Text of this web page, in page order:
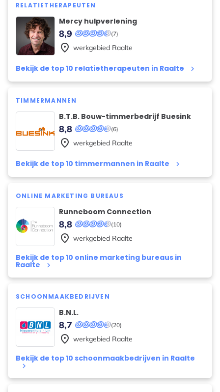
RELATIETHERAPEUTEN
Mercy hulpverlening
(7)
8,9
Bekijk de top 10 relatietherapeuten in Raalte keyboard_arrow_right
place werkgebied Raalte
TIMMERMANNEN
B.T.B. Bouw-timmerbedrijf Buesink
(6)
8,8
Bekijk de top 10 timmermannen in Raalte keyboard_arrow_right
place werkgebied Raalte
ONLINE MARKETING BUREAUS
Runneboom Connection
(10)
8,8
Bekijk de top 10 online marketing bureaus in
Raalte keyboard_arrow_right
place werkgebied Raalte
SCHOONMAAKBEDRIJVEN
B.N.L.
(20)
8,7
Bekijk de top 10 schoonmaakbedrijven in Raalte
keyboard_arrow_right
place werkgebied Raalte